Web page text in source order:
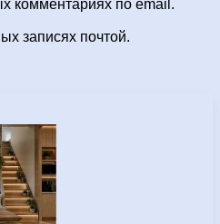
комментариях по email.
записях почтой.